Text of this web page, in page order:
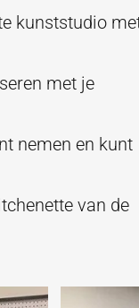
kunststudio
met je
nemen en kunt
van de